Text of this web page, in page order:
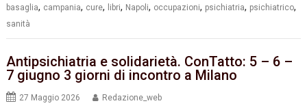
basaglia, campania, cure, libri, Napoli, occupazioni, psichiatria, psichiatrico,
sanità
Antipsichiatria e solidarietà. ConTatto: 5 – 6 –
7 giugno 3 giorni di incontro a Milano
27 Maggio 2026 Redazione_web